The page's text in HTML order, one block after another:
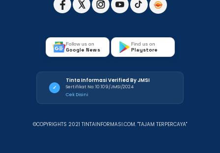
Follow us on
Google News
Find us on
Playstore
✓
Tinta Informasi Verified By JMSI
Sertifikat No: 10.109/JMSI/2024
Cek Disini
©COPYRIGHTS 2021 TINTAINFORMASI.COM. "TAJAM TERPERCAYA"